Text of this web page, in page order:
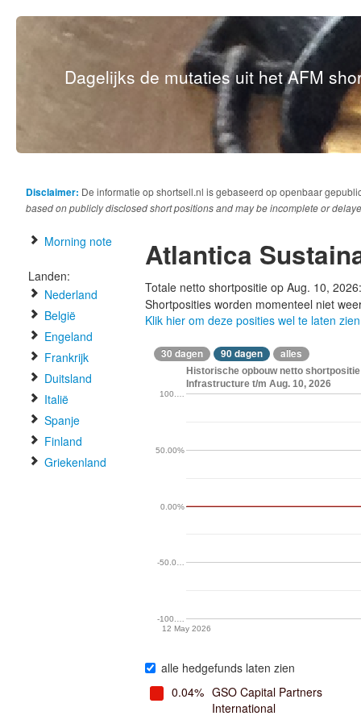
Dagelijks de mutaties uit het AFM
Disclaimer: De informatie op shortsell.nl is gebaseerd op openbaar
based on publicly disclosed short positions and may be incomplete or
Morning note
Landen:
Nederland
België
Engeland
Frankrijk
Duitsland
Italië
Spanje
Finland
Griekenland
Atlantica
Totale netto shortpositie op Aug. 10,
Shortposities worden momenteel niet
Klik hier om deze posities wel te laten zien
30 dagen 90 dagen alles
Historische opbouw netto
Infrastructure t/m Aug. 10, 2026
12 May 2026
-100.…
-50.0…
0.00%
50.00%
100.…
alle hedgefunds laten zien
0.04% GSO Capital Partners
International